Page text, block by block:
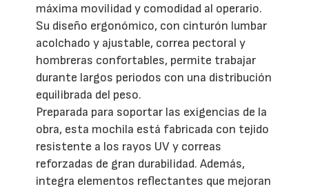
máxima movilidad y comodidad al operario.
Su diseño ergonómico, con cinturón lumbar
acolchado y ajustable, correa pectoral y
hombreras confortables, permite trabajar
durante largos periodos con una distribución
equilibrada del peso.
Preparada para soportar las exigencias de la
obra, esta mochila está fabricada con tejido
resistente a los rayos UV y correas
reforzadas de gran durabilidad. Además,
integra elementos reflectantes que mejoran